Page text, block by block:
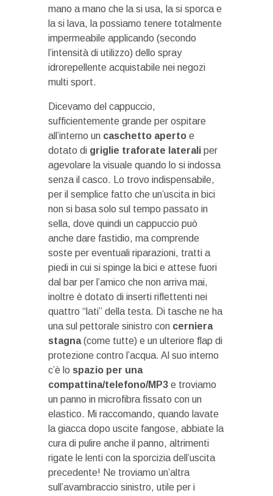
mano a mano che la si usa, la si sporca e
la si lava, la possiamo tenere totalmente
impermeabile applicando (secondo
l’intensità di utilizzo) dello spray
idrorepellente acquistabile nei negozi
multi sport.
Dicevamo del cappuccio,
sufficientemente grande per ospitare
all’interno un caschetto aperto e
dotato di griglie traforate laterali per
agevolare la visuale quando lo si indossa
senza il casco. Lo trovo indispensabile,
per il semplice fatto che un’uscita in bici
non si basa solo sul tempo passato in
sella, dove quindi un cappuccio può
anche dare fastidio, ma comprende
soste per eventuali riparazioni, tratti a
piedi in cui si spinge la bici e attese fuori
dal bar per l’amico che non arriva mai,
inoltre è dotato di inserti riflettenti nei
quattro “lati” della testa. Di tasche ne ha
una sul pettorale sinistro con cerniera
stagna(come tutte) e un ulteriore flap di
protezione contro l’acqua. Al suo interno
c’è lo spazio per una
compattina/telefono/MP3 e troviamo
un panno in microfibra fissato con un
elastico. Mi raccomando, quando lavate
la giacca dopo uscite fangose, abbiate la
cura di pulire anche il panno, altrimenti
rigate le lenti con la sporcizia dell’uscita
precedente! Ne troviamo un’altra
sull’avambraccio sinistro, utile per i